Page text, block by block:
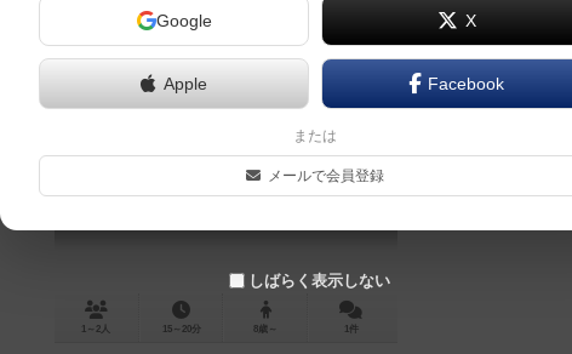
Umi Paradise
1～2人 15～20分 8歳～ 1件
Google X
Apple Facebook
または
メールで会員登録
しばらく表示しない